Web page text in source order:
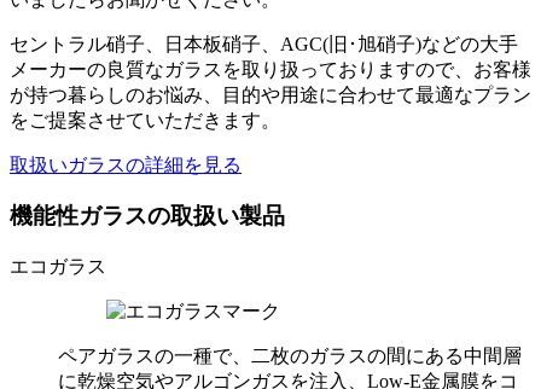
セントラル硝子、日本板硝子、AGC(旧･旭硝子)などの大手
メーカーの良質なガラスを取り扱っておりますので、お客様
が持つ暮らしのお悩み、目的や用途に合わせて最適なプラン
をご提案させていただきます。
取扱いガラスの詳細を見る
機能性ガラスの取扱い製品
エコガラス
ペアガラスの一種で、二枚のガラスの間にある中間層
に乾燥空気やアルゴンガスを注入、Low-E金属膜をコ